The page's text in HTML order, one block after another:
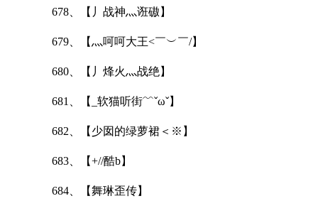
678、【丿战神灬诳磝】
679、【灬呵呵大王<￣︶￣/】
680、【丿烽火灬战绝】
681、【_软猫听街﹌ˇωˇ】
682、【少囡的绿萝裙＜※】
683、【+//酷b】
684、【舞琳歪传】